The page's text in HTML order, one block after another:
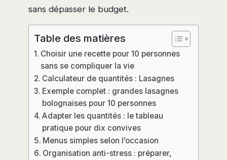
sans dépasser le budget.
Table des matières
Choisir une recette pour 10 personnes
sans se compliquer la vie
Calculateur de quantités : Lasagnes
Exemple complet : grandes lasagnes
bolognaises pour 10 personnes
Adapter les quantités : le tableau
pratique pour dix convives
Menus simples selon l’occasion
Organisation anti-stress : préparer,